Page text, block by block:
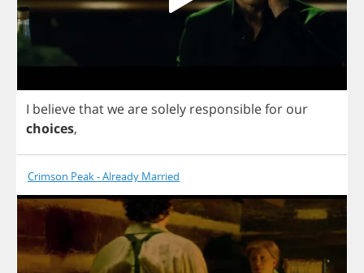
I believethatweare solely responsiblefor our
choices,
Crimson Peak - Already Married